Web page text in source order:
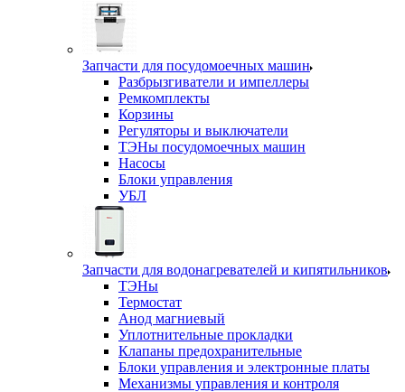
Запчасти для посудомоечных машин
Разбрызгиватели и импеллеры
Ремкомплекты
Корзины
Регуляторы и выключатели
ТЭНы посудомоечных машин
Насосы
Блоки управления
УБЛ
Запчасти для водонагревателей и кипятильников
ТЭНы
Термостат
Анод магниевый
Уплотнительные прокладки
Клапаны предохранительные
Блоки управления и электронные платы
Механизмы управления и контроля